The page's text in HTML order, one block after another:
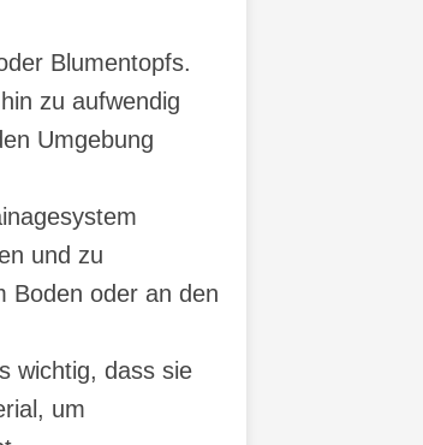
Blumentopfs.
zu aufwendig
Umgebung
und zu
Boden oder an den
wichtig, dass sie
um